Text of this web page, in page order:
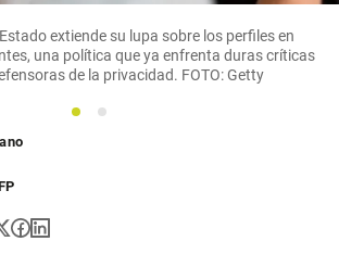
extiende su lupa sobre los perfiles en
una política que ya enfrenta duras críticas
de la privacidad. FOTO: Getty
1
2